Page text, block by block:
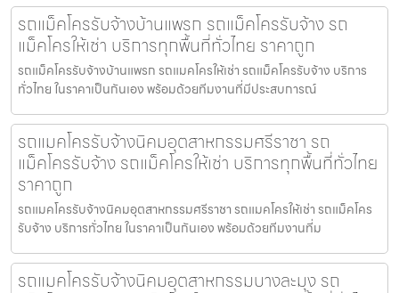
รถแม็คโครรับจ้างบ้านแพรก รถแม็คโครรับจ้าง รถ
แม็คโครให้เช่า บริการทุกพื้นที่ทั่วไทย ราคาถูก
รถแม็คโครรับจ้างบ้านแพรก รถแมคโครให้เช่า รถแม็คโครรับจ้าง บริการ
ทั่วไทย ในราคาเป็นกันเอง พร้อมด้วยทีมงานที่มีประสบการณ์
รถแมคโครรับจ้างนิคมอุตสาหกรรมศรีราชา รถ
แม็คโครรับจ้าง รถแม็คโครให้เช่า บริการทุกพื้นที่ทั่วไทย
ราคาถูก
รถแมคโครรับจ้างนิคมอุตสาหกรรมศรีราชา รถแมคโครให้เช่า รถแม็คโคร
รับจ้าง บริการทั่วไทย ในราคาเป็นกันเอง พร้อมด้วยทีมงานที่ม
รถแมคโครรับจ้างนิคมอุตสาหกรรมบางละมุง รถ